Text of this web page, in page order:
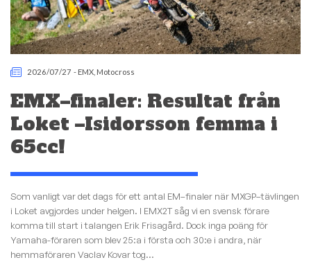
2026/07/27 - EMX Motocross
EMX–finaler: Resultat från
Loket –Isidorsson femma i
65cc!
Som vanligt var det dags för ett antal EM–finaler när MXGP–tävlingen
i Loket avgjordes under helgen. I EMX2T såg vi en svensk förare
komma till start i talangen Erik Frisagård. Dock inga poäng för
Yamaha-föraren som blev 25:a i första och 30:e i andra, när
hemmaföraren Vaclav Kovar tog...